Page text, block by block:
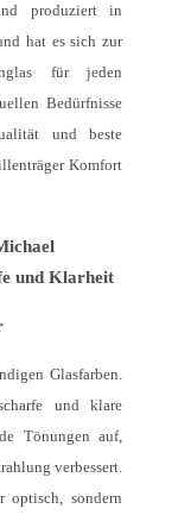
produziert in
hat es sich zur
für jeden
Bedürfnisse
und beste
Komfort
Glasfarben.
und klare
Tönungen auf,
verbessert.
optisch, sondern